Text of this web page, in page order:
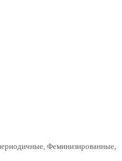
Феминизированные,